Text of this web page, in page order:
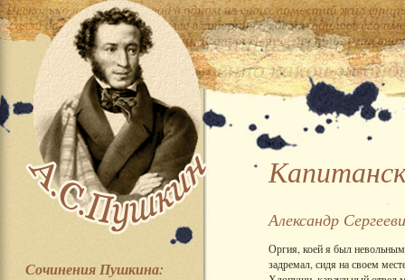
Сочинения Пушкина:
Александр
Оргия, коей я был невольным
задремал, сидя на своем